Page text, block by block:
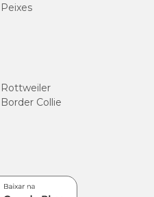
Peixes
Rottweiler
Border Collie